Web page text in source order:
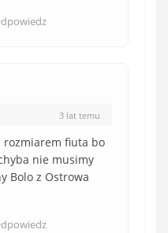
3 lat temu
rozmiarem fiuta bo
nie musimy
Bolo z Ostrowa